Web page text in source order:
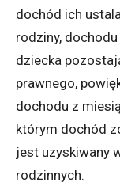
dochód ich
rodziny,
dziecka
prawnego,
dochodu z
którym dochód
jest uzyskiwany
rodzinnych.